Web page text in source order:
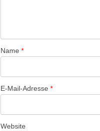
Name *
E-Mail-Adresse *
Website